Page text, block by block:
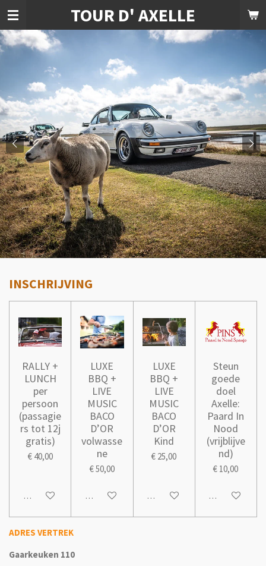
Ga
naar
de
TOUR D' AXELLE
INSCHRIJVING
RALLY +
LUNCH
per
persoon
(passagie
rs tot 12j
gratis)
€ 40,00
In winkelwagen
LUXE
BBQ +
LIVE
MUSIC
BACO
D’OR
volwasse
ne
€ 50,00
In winkelwagen
LUXE
BBQ +
LIVE
MUSIC
BACO
D’OR
Kind
€ 25,00
In winkelwagen
Steun
goede
doel
Axelle:
Paard In
Nood
(vrijblijve
nd)
€ 10,00
In winkelwagen
ADRES VERTREK
Gaarkeuken 110